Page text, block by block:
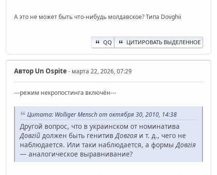
А это не может быть что-нибудь молдавское? Типа Dovghii
QQ ЦИТИРОВАТЬ ВЫДЕЛЕННОЕ
Автор Un Ospite- марта 22, 2026, 07:29
---режим некропостинга включён---
Цитата: Wolliger Mensch от октября 30, 2010, 14:38
Другой вопрос, что в украинском от номинатива
Довгій должен быть генитивДовгоя и т. д., чего не
наблюдается. Или таки наблюдается, а формыДовгія
— аналогическое выравнивание?